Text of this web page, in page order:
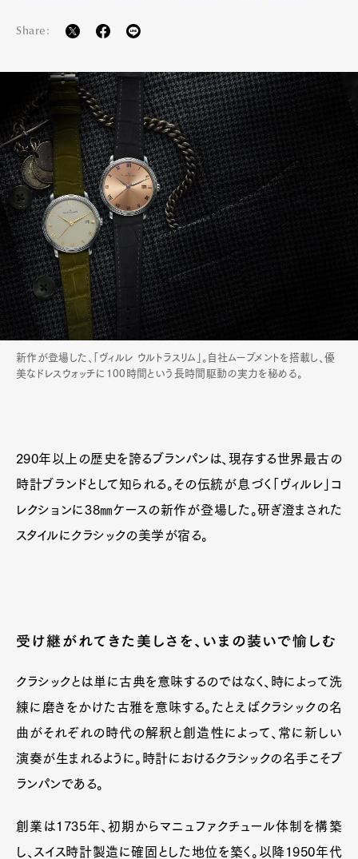
Share:
新作が登場した、「ヴィルレ ウルトラスリム」。自社ムーブメントを搭載し、優
美なドレスウォッチに100時間という長時間駆動の実力を秘める。
290年以上の歴史を誇るブランパンは、現存する世界最古の
時計ブランドとして知られる。その伝統が息づく「ヴィルレ」コ
レクションに38㎜ケースの新作が登場した。研ぎ澄まされた
スタイルにクラシックの美学が宿る。
受け継がれてきた美しさを、いまの装いで愉しむ
クラシックとは単に古典を意味するのではなく、時によって洗
練に磨きをかけた古雅を意味する。たとえばクラシックの名
曲がそれぞれの時代の解釈と創造性によって、常に新しい
演奏が生まれるように。時計におけるクラシックの名手こそブ
ランパンである。
創業は1735年、初期からマニュファクチュール体制を構築
し、スイス時計製造に確固とした地位を築く。以降1950年代